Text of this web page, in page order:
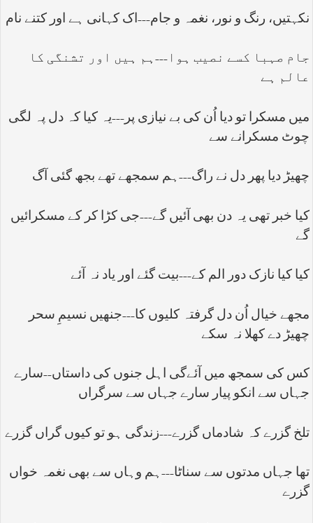
نکہتیں، رنگ و نور، نغمہ و جام---اک کہانی ہے اور کتنے نام
جام صہبا کسے نصیب ہوا---ہم ہیں اور تشنگی کا
عالم ہے
میں مسکرا تو دیا اُن کی بے نیازی پر---یہ کیا کہ دل پہ لگی
چوٹ مسکرانے سے
چھیڑ دیا پھر دل نے راگ---ہم سمجھے تھے بجھ گئی آگ
کیا خبر تھی یہ دن بھی آئیں گے---جی کڑا کر کے مسکرائیں
گے
کیا کیا نازک دور الم کے---بیت گئے اور یاد نہ آئے
مجھے خیال اُن دل گرفتہ کلیوں کا---جنھیں نسیمِ سحر
چھیڑ دے کھلا نہ سکے
کس کی سمجھ میں آئےگی اہل جنوں کی داستاں--سارے
جہاں سے انکو پیار سارے جہاں سے سرگراں
تلخ گزرے کہ شادماں گزرے---زندگی ہو تو کیوں گراں گزرے
تھا جہاں مدتوں سے سناٹا---ہم وہاں سے بھی نغمہ خواں
گزرے